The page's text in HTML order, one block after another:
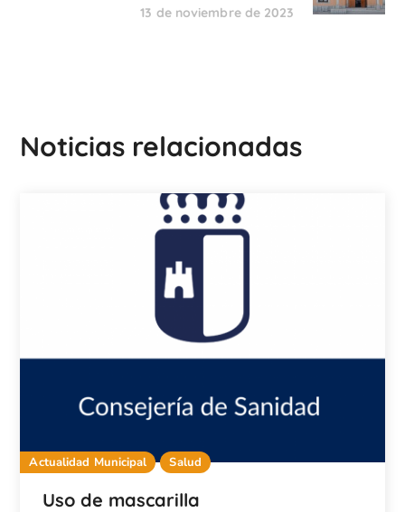
13 de noviembre de 2023
Noticias relacionadas
Actualidad Municipal Salud
Uso de mascarilla